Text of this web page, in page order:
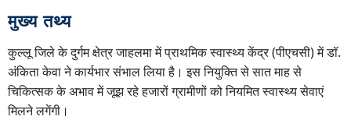
मुख्य तथ्य
कुल्लू जिले के दुर्गम क्षेत्र जाहलमा में प्राथमिक स्वास्थ्य केंद्र (पीएचसी) में डॉ.
अंकिता केवा ने कार्यभार संभाल लिया है। इस नियुक्ति से सात माह से
चिकित्सक के अभाव में जूझ रहे हजारों ग्रामीणों को नियमित स्वास्थ्य सेवाएं
मिलने लगेंगी।